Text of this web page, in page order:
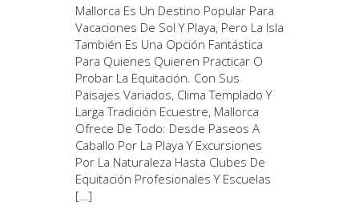
Mallorca Es Un Destino Popular Para
Vacaciones De Sol Y Playa, Pero La Isla
También Es Una Opción Fantástica
Para Quienes Quieren Practicar O
Probar La Equitación. Con Sus
Paisajes Variados, Clima Templado Y
Larga Tradición Ecuestre, Mallorca
Ofrece De Todo: Desde Paseos A
Caballo Por La Playa Y Excursiones
Por La Naturaleza Hasta Clubes De
Equitación Profesionales Y Escuelas
[…]